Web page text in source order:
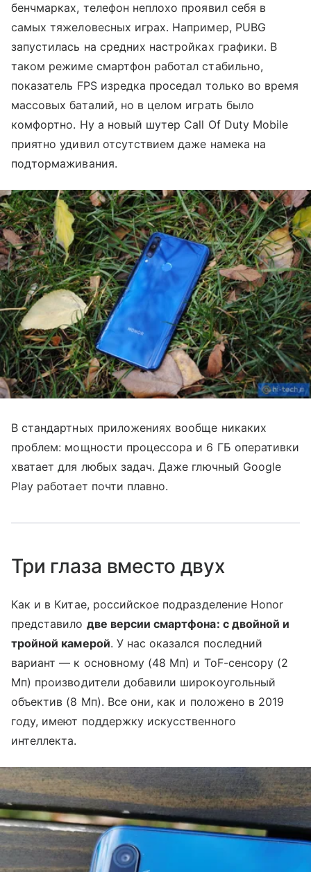
бенчмарках, телефон неплохо проявил себя в
самых тяжеловесных играх. Например, PUBG
запустилась на средних настройках графики. В
таком режиме смартфон работал стабильно,
показатель FPS изредка проседал только во время
массовых баталий, но в целом играть было
комфортно. Ну а новый шутер Call Of Duty Mobile
приятно удивил отсутствием даже намека на
подтормаживания.
В стандартных приложениях вообще никаких
проблем: мощности процессора и 6 ГБ оперативки
хватает для любых задач. Даже глючный Google
Play работает почти плавно.
Три глаза вместо двух
Как и в Китае, российское подразделение Honor
представило две версии смартфона: с двойной и
тройной камерой. У нас оказался последний
вариант — к основному (48 Мп) и ToF-сенсору (2
Мп) производители добавили широкоугольный
объектив (8 Мп). Все они, как и положено в 2019
году, имеют поддержку искусственного
интеллекта.